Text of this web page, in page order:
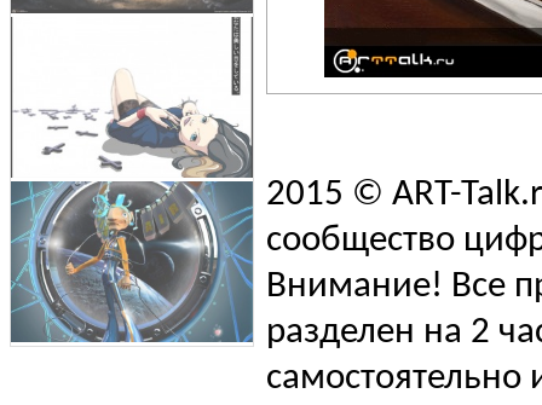
2015 © ART-
сообщество
Внимание! Все
разделен на 2
самостоятельно